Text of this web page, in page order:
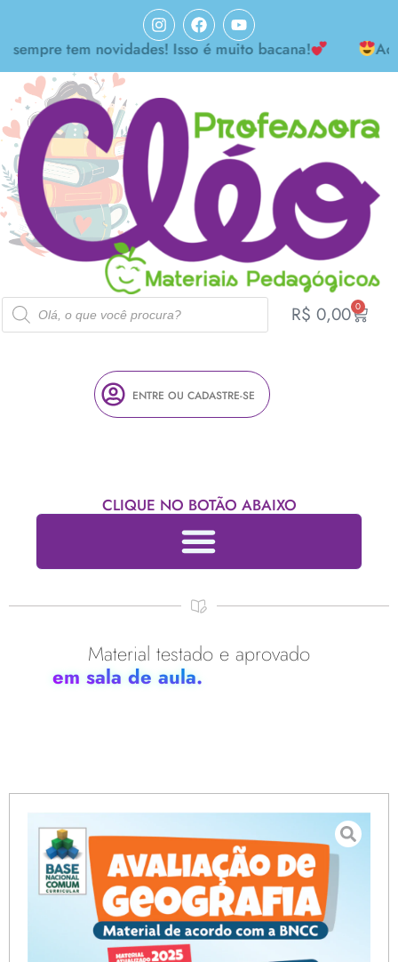
tem novidades! Isso é muito bacana! Achei
R$ 0,00 0
ENTRE OU CADASTRE-SE
CLIQUE NO BOTÃO ABAIXO
Material testado e aprovado
em sala de aula.